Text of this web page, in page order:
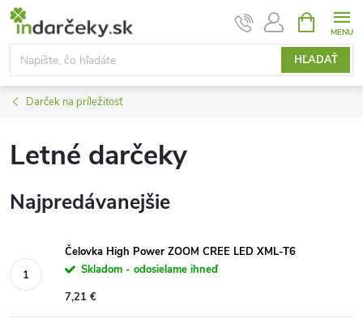
Prejsť
obsah
HĽADAŤ
KOŠÍK
Darček na príležitosť
Letné darčeky
Najpredávanejšie
Čelovka High Power ZOOM CREE LED XML-T6
Skladom - odosielame ihneď
7,21 €